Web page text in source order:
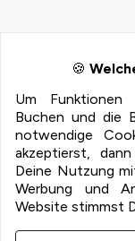
🍪
Um Funktionen
Buchen und die
notwendige
akzeptierst,
Deine Nutzung
Werbung und
Website stimmst